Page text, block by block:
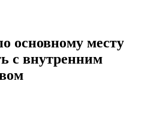
основному месту
с внутренним